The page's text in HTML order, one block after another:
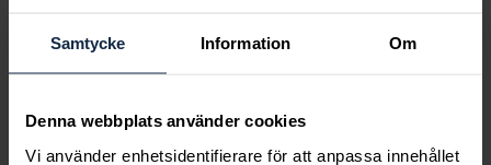
Samtycke Information Om
Denna webbplats använder cookies
Vi använder enhetsidentifierare för att anpassa innehållet
Ellie 0,03 ct
Pris:20 700 kr
20 700 kr
Sigrid 0,09 ct